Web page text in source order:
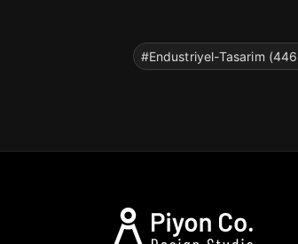
#Endustriyel-Tasarim